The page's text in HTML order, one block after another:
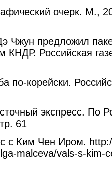
очерк. М.,
Чжун предложил
КНДР. Российская
по-корейски.
экспресс. По
61
с Ким Чен Иром.
malceva/vals-s-kim-